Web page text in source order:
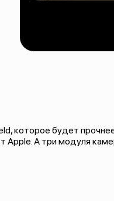
которое будет
Apple. А три модуля